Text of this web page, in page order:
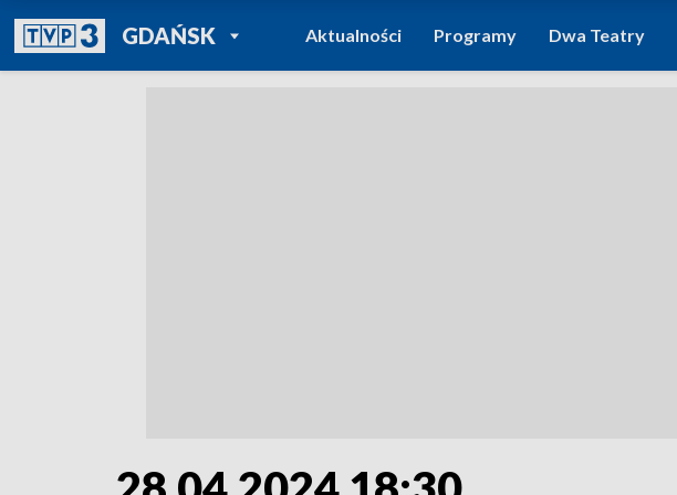
GDAŃSKPOWRÓT DO
TVP REGIONY
Aktualności Programy Dwa Teatry